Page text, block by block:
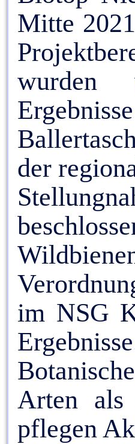
Mitte
wurden
der
im NSG
Arten als
pflegen